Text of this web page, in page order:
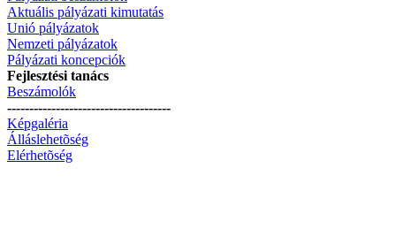
Aktuális pályázati kimutatás
Unió pályázatok
Nemzeti pályázatok
Pályázati koncepciók
Fejlesztési tanács
Beszámolók
-------------------------------------
Képgaléria
Álláslehetõség
Elérhetõség